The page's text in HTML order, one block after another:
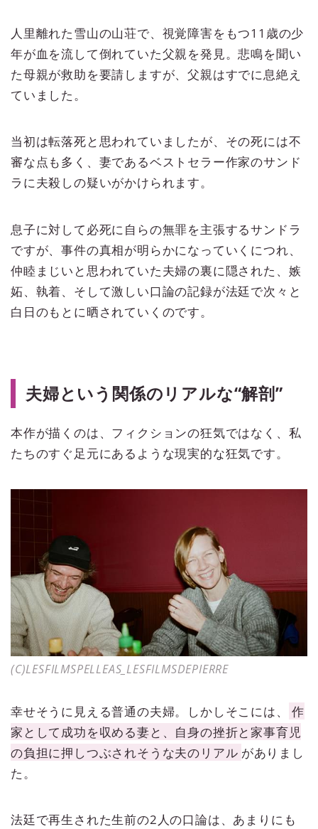
人里離れた雪山の山荘で、視覚障害をもつ11歳の少
年が血を流して倒れていた父親を発見。悲鳴を聞い
た母親が救助を要請しますが、父親はすでに息絶え
ていました。
当初は転落死と思われていましたが、その死には不
審な点も多く、妻であるベストセラー作家のサンド
ラに夫殺しの疑いがかけられます。
息子に対して必死に自らの無罪を主張するサンドラ
ですが、事件の真相が明らかになっていくにつれ、
仲睦まじいと思われていた夫婦の裏に隠された、嫉
妬、執着、そして激しい口論の記録が法廷で次々と
白日のもとに晒されていくのです。
夫婦という関係のリアルな“解剖”
本作が描くのは、フィクションの狂気ではなく、私
たちのすぐ足元にあるような現実的な狂気です。
(C)LESFILMSPELLEAS_LESFILMSDEPIERRE
幸せそうに見える普通の夫婦。しかしそこには、
作
家として成功を収める妻と、自身の挫折と家事育児
の負担に押しつぶされそうな夫のリアル がありまし
た。
法廷で再生された生前の2人の口論は、あまりにも